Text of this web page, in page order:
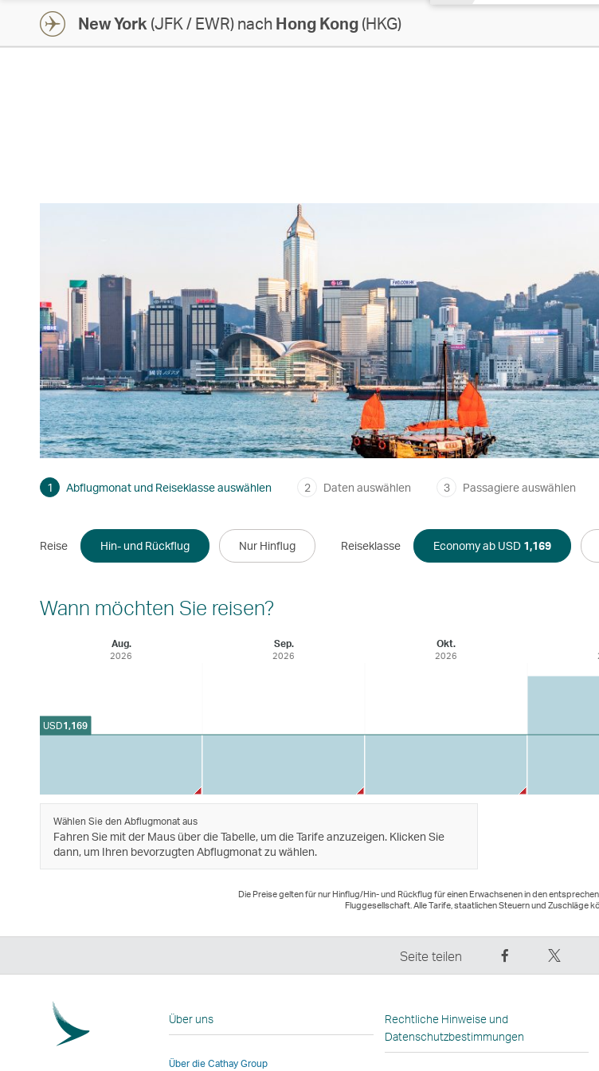
New York (JFK / EWR) nachHong Kong(HKG)
1 Abflugmonat und Reiseklasse auswählen 2 Daten auswählen 3 Passagiere auswählen
Reise Hin- und Rückflug Nur Hinflug Reiseklasse Economy ab USD 1,169
Wann möchten Sie reisen?
Aug.
2026
Sep.
2026
Okt.
2026
USD1,169
Wählen Sie den Abflugmonat aus
Fahren Sie mit der Maus über die Tabelle, um die Tarife anzuzeigen. Klicken Sie
dann, um Ihren bevorzugten Abflugmonat zu wählen.
Die Preise gelten für nur Hinflug/Hin- und Rückflug für einen Erwachsenen in den
Fluggesellschaft. Alle Tarife, staatlichen Steuern und Zuschläge
Seite teilen
Facebook
der
Link
–
in
Über uns
Über die Cathay Group
Rechtliche Hinweise und
Datenschutzbestimmungen